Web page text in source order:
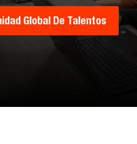
Global De Talentos